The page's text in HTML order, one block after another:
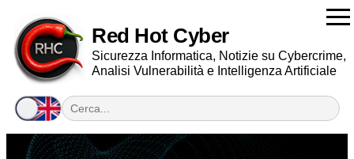
Red Hot Cyber
Sicurezza Informatica, Notizie su Cybercrime,
Analisi Vulnerabilità e Intelligenza Artificiale